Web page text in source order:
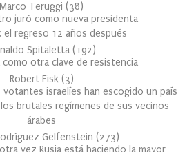
Marco Teruggi (38)
juró como nueva presidenta
el regreso 12 años después
Spitaletta (192)
como otra clave de resistencia
Robert Fisk (3)
votantes israelíes han escogido un país
brutales regímenes de sus vecinos
árabes
Gelfenstein (273)